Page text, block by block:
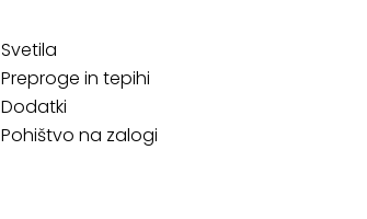
Svetila
Preproge in tepihi
Dodatki
Pohištvo na zalogi